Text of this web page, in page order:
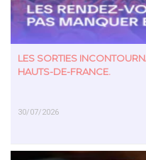
LES SORTIES
HAUTS-DE-FRANCE.
30/07/2026